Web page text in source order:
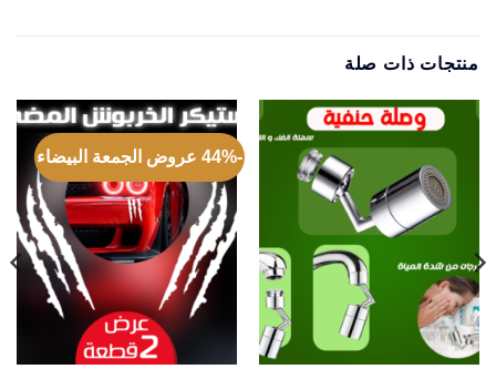
منتجات ذات صلة
-44% عروض الجمعة البيضاء